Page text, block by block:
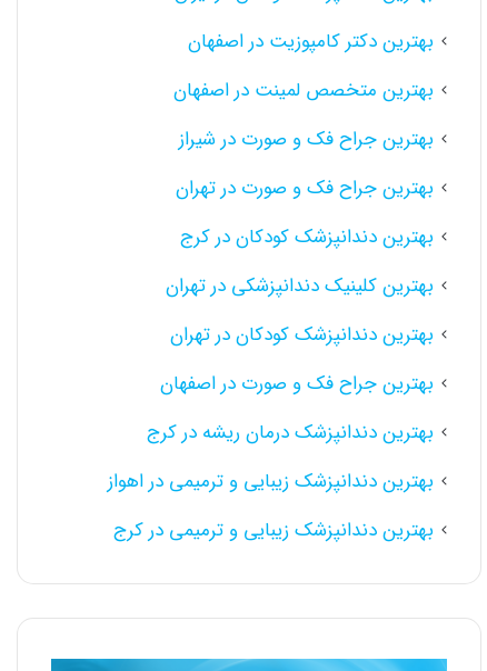
بهترین دکتر کامپوزیت در اصفهان
بهترین متخصص لمینت در اصفهان
بهترین جراح فک و صورت در شیراز
بهترین جراح فک و صورت در تهران
بهترین دندانپزشک کودکان در کرج
بهترین کلینیک دندانپزشکی در تهران
بهترین دندانپزشک کودکان در تهران
بهترین جراح فک و صورت در اصفهان
بهترین دندانپزشک درمان ریشه در کرج
بهترین دندانپزشک زیبایی و ترمیمی در اهواز
بهترین دندانپزشک زیبایی و ترمیمی در کرج